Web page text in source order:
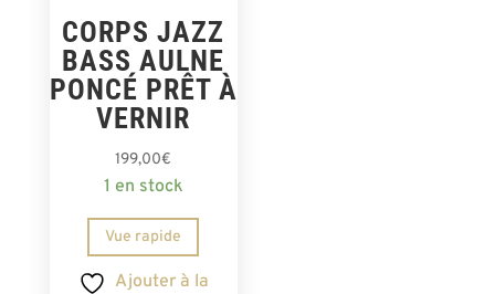
CORPS JAZZ
BASS AULNE
PONCÉ PRÊT À
VERNIR
199,00€
1 en stock
Vue rapide
Ajouter à la